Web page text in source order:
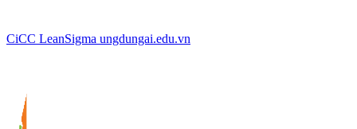
CiCC LeanSigma ungdungai.edu.vn